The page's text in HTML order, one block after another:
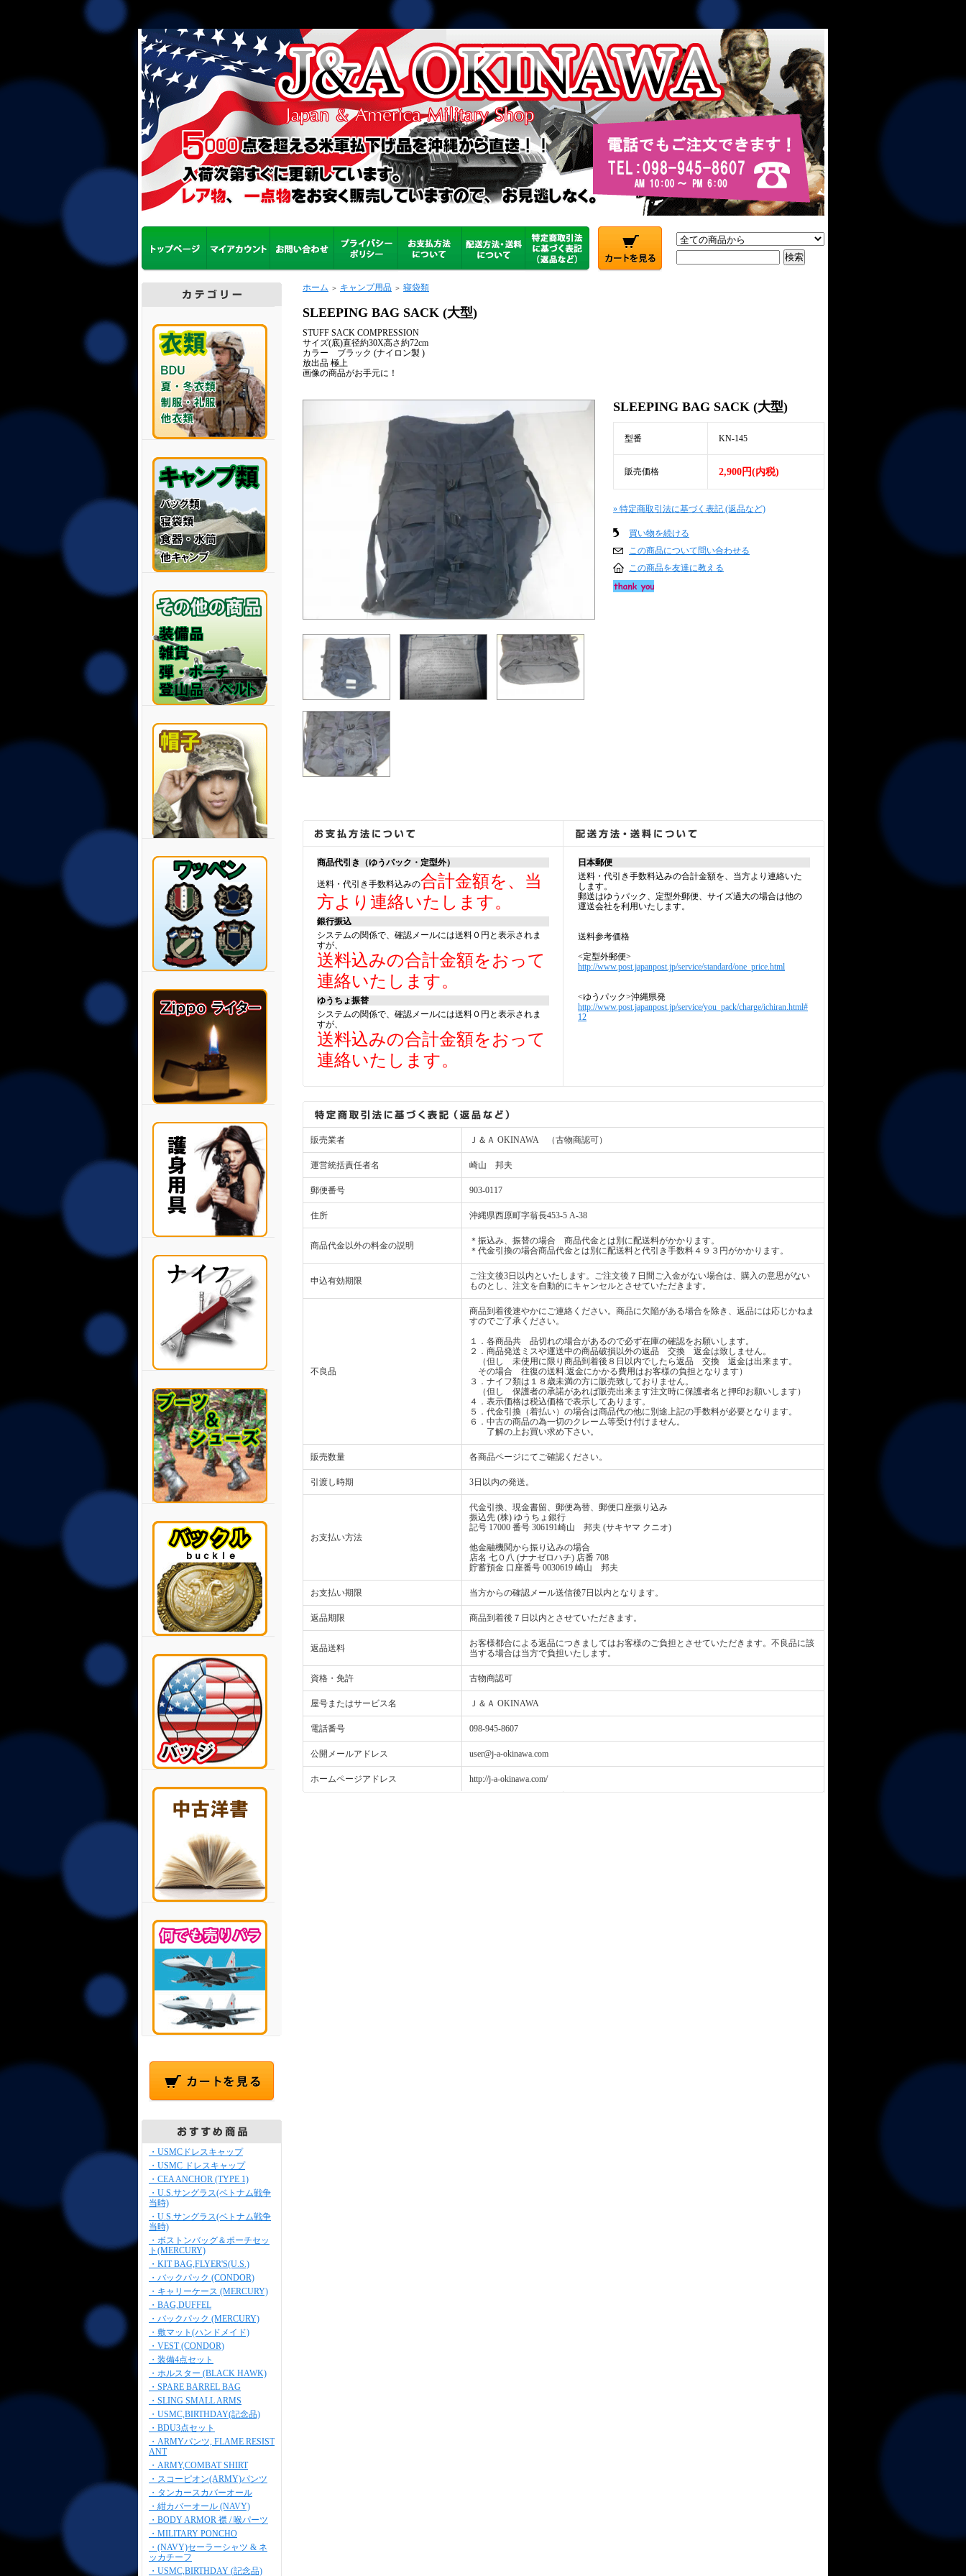
・USMCドレスキャップ
・USMC ドレスキャップ
・CEA ANCHOR (TYPE 1)
・U.S.サングラス(ベトナム戦争
当時)
・U.S.サングラス(ベトナム戦争
当時)
・ボストンバッグ＆ポーチセッ
ト(MERCURY)
・KIT BAG,FLYER'S(U.S.)
・バックパック (CONDOR)
・キャリーケース (MERCURY)
・BAG,DUFFEL
・バックパック (MERCURY)
・敷マット(ハンドメイド)
・VEST (CONDOR)
・装備4点セット
・ホルスター (BLACK HAWK)
・SPARE BARREL BAG
・SLING SMALL ARMS
・USMC,BIRTHDAY(記念品)
・BDU3点セット
・ARMYパンツ, FLAME RESIST
ANT
・ARMY,COMBAT SHIRT
・スコーピオン(ARMY)パンツ
・タンカースカバーオール
・紺カバーオール (NAVY)
・BODY ARMOR 襟 / 喉パーツ
・MILITARY PONCHO
・(NAVY)セーラーシャツ & ネ
ッカチーフ
・USMC,BIRTHDAY (記念品)
ホーム ＞ キャンプ用品 ＞ 寝袋類
SLEEPING BAG SACK (大型)
STUFF SACK COMPRESSION
サイズ(底)直径約30X高さ約72cm
カラー ブラック (ナイロン製 )
放出品 極上
画像の商品がお手元に！
SLEEPING BAG SACK (大型)
型番 KN-145
販売価格 2,900円(内税)
» 特定商取引法に基づく表記 (返品など)
買い物を続ける
この商品について問い合わせる
この商品を友達に教える
商品代引き（ゆうパック・定型外）
送料・代引き手数料込みの合計金額を、当
方より連絡いたします。
銀行振込
システムの関係で、確認メールには送料０円と表示されま
すが、
送料込みの合計金額をおって
連絡いたします。
ゆうちょ振替
システムの関係で、確認メールには送料０円と表示されま
すが、
送料込みの合計金額をおって
連絡いたします。
日本郵便
送料・代引き手数料込みの合計金額を、当方より連絡いた
します。
郵送はゆうパック、定型外郵便、サイズ過大の場合は他の
運送会社を利用いたします。
送料参考価格
<定型外郵便>
http://www.post.japanpost.jp/service/standard/one_price.html
<ゆうパック>沖縄県発
http://www.post.japanpost.jp/service/you_pack/charge/ichiran.html#
12
販売業者 Ｊ＆Ａ OKINAWA （古物商認可）
運営統括責任者名 崎山 邦夫
郵便番号 903-0117
住所 沖縄県西原町字翁長453-5 A-38
商品代金以外の料金の説明
＊振込み、振替の場合 商品代金とは別に配送料がかかります。
＊代金引換の場合商品代金とは別に配送料と代引き手数料４９３円がかかります。
申込有効期限
ご注文後3日以内といたします。ご注文後７日間ご入金がない場合は、購入の意思がない
ものとし、注文を自動的にキャンセルとさせていただきます。
不良品
商品到着後速やかにご連絡ください。商品に欠陥がある場合を除き、返品には応じかねま
すのでご了承ください。
１．各商品共 品切れの場合があるので必ず在庫の確認をお願いします。
２．商品発送ミスや運送中の商品破損以外の返品 交換 返金は致しません。
（但し 未使用に限り商品到着後８日以内でしたら返品 交換 返金は出来ます。
その場合 往復の送料.返金にかかる費用はお客様の負担となります）
３．ナイフ類は１８歳未満の方に販売致しておりません。
（但し 保護者の承諾があれば販売出来ます注文時に保護者名と押印お願いします）
４．表示価格は税込価格で表示してあります。
５．代金引換（着払い）の場合は商品代の他に別途上記の手数料が必要となります。
６．中古の商品の為一切のクレーム等受け付けません。
了解の上お買い求め下さい。
販売数量 各商品ページにてご確認ください。
引渡し時期 3日以内の発送。
お支払い方法
代金引換、現金書留、郵便為替、郵便口座振り込み
振込先 (株) ゆうちょ銀行
記号 17000 番号 306191崎山 邦夫 (サキヤマ クニオ)
他金融機関から振り込みの場合
店名 七０八 (ナナゼロハチ) 店番 708
貯蓄預金 口座番号 0030619 崎山 邦夫
お支払い期限 当方からの確認メール送信後7日以内となります。
返品期限 商品到着後７日以内とさせていただきます。
返品送料
お客様都合による返品につきましてはお客様のご負担とさせていただきます。不良品に該
当する場合は当方で負担いたします。
資格・免許 古物商認可
屋号またはサービス名 Ｊ＆Ａ OKINAWA
電話番号 098-945-8607
公開メールアドレス user@j-a-okinawa.com
ホームページアドレス http://j-a-okinawa.com/